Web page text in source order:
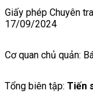
Giấy phép Chuyên
17/09/2024
Cơ quan chủ quản:
Tổng biên tập: Tiến